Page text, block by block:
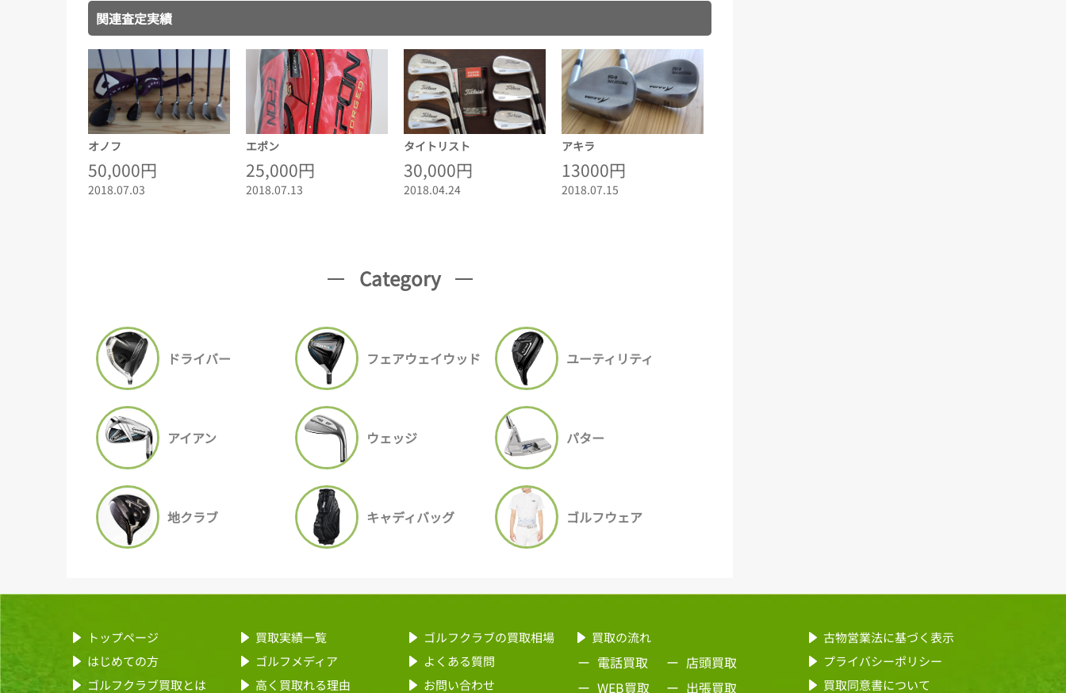
関連査定実績
オノフ
50,000円
2018.07.03
エポン
25,000円
2018.07.13
タイトリスト
30,000円
2018.04.24
アキラ
13000円
2018.07.15
Category
ドライバー フェアウェイウッド ユーティリティ
アイアン ウェッジ パター
地クラブ キャディバッグ ゴルフウェア
トップページ
はじめての方
ゴルフクラブ買取とは
買取実績一覧
ゴルフメディア
高く買取れる理由
ゴルフクラブの買取相場
よくある質問
お問い合わせ
買取の流れ
電話買取
WEB買取
店頭買取
出張買取
古物営業法に基づく表示
プライバシーポリシー
買取同意書について